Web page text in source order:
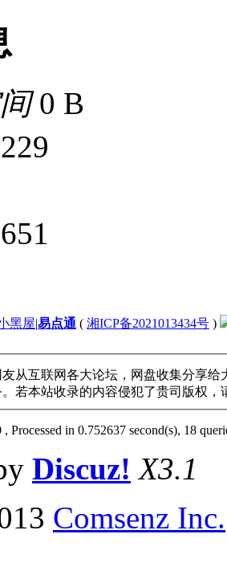
0 B
黑屋|易点通 ( 湘ICP备2021013434号 )
从互联网各大论坛，网盘收集分享
若本站收录的内容侵犯了贵司版权，
, Processed in 0.752637 second(s), 18
Discuz! X3.1
Comsenz Inc.